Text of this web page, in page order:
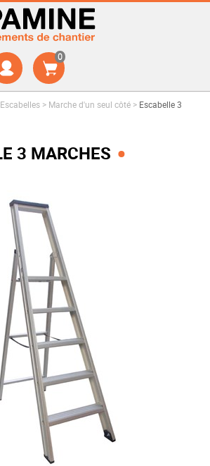
0
Escabelles > Marche d'un seul côté > Escabelle 3
3 MARCHES